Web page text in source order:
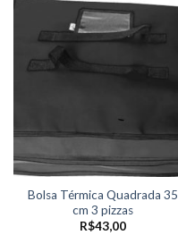
Bolsa Térmica Quadrada 35
cm 3 pizzas
R$43,00